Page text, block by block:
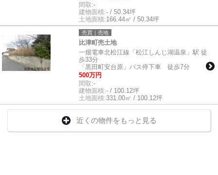
間取:-
建物面積:- / 50.34坪
土地面積:166.44㎡ / 50.34坪
売買｜売地
比津町売土地
一畑電車北松江線「松江しんじ湖温泉」駅 徒
歩33分
「黒田町安台原」バス停下車 徒歩7分
500万円
間取:-
建物面積:- / 100.12坪
土地面積:331.00㎡ / 100.12坪
近くの物件をもっと見る